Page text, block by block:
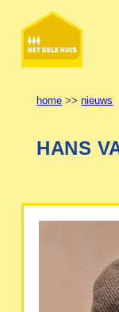
naar
inhoud
home >>nieuws
HANS